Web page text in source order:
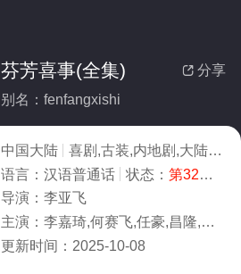
 分享
芬芳喜事(全集)
别名：fenfangxishi
中国大陆 喜剧,古装,内地剧,大陆剧
语言： 汉语普通话 状态： 第32集完结
导演： 李亚飞
主演： 李嘉琦,何赛飞,任豪,昌隆,曹翠芬,范帅琦,嵇嘉禾,张雅萌,王山水,王歆霆,李殿尊,李海银,刘琳,李佳航,吴佳怡,刘
更新时间： 2025-10-08